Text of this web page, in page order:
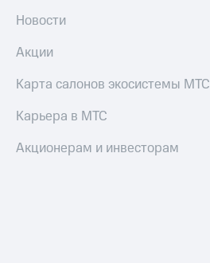
Новости
Акции
Карта салонов экосистемы МТС
Карьера в МТС
Акционерам и инвесторам